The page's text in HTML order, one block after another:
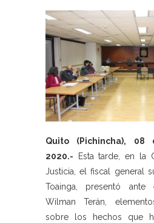
Quito (Pichincha),
2020.- Esta tarde, en la
Justicia, el fiscal general
Toainga, presentó
Wilman Terán,
sobre los hechos que